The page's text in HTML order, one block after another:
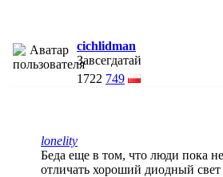
cichlidman
Завсегдатай
1722 749
lonelity
Беда еще в том, что люди пока
отличать хороший диодный свет